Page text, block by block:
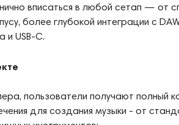
вписаться в любой сетап — от
более глубокой интеграции с
и USB-C.
пользователи получают полный
для создания музыки - от